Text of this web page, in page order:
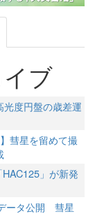
ブ
度円盤の歳差運
彗星を留めて撮
」が新発
ータ公開 彗星